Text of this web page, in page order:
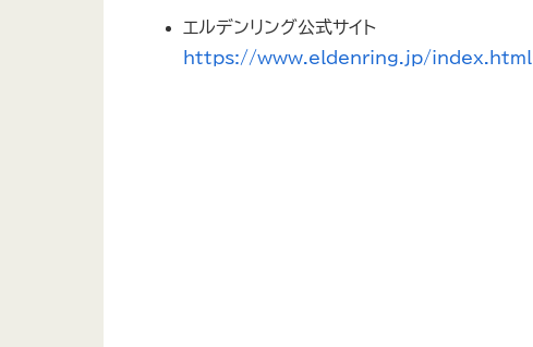
エルデンリング公式サイト
https://www.eldenring.jp/index.html